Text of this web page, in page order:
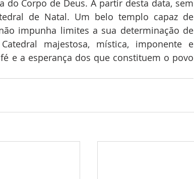
do Corpo de Deus. A partir desta data, sem
de Natal. Um belo templo capaz de
impunha limites a sua determinação de
majestosa, mística, imponente e
e a esperança dos que constituem o povo